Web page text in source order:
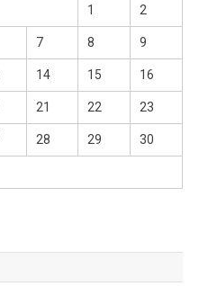
1 2
7 8 9
14 15 16
21 22 23
28 29 30